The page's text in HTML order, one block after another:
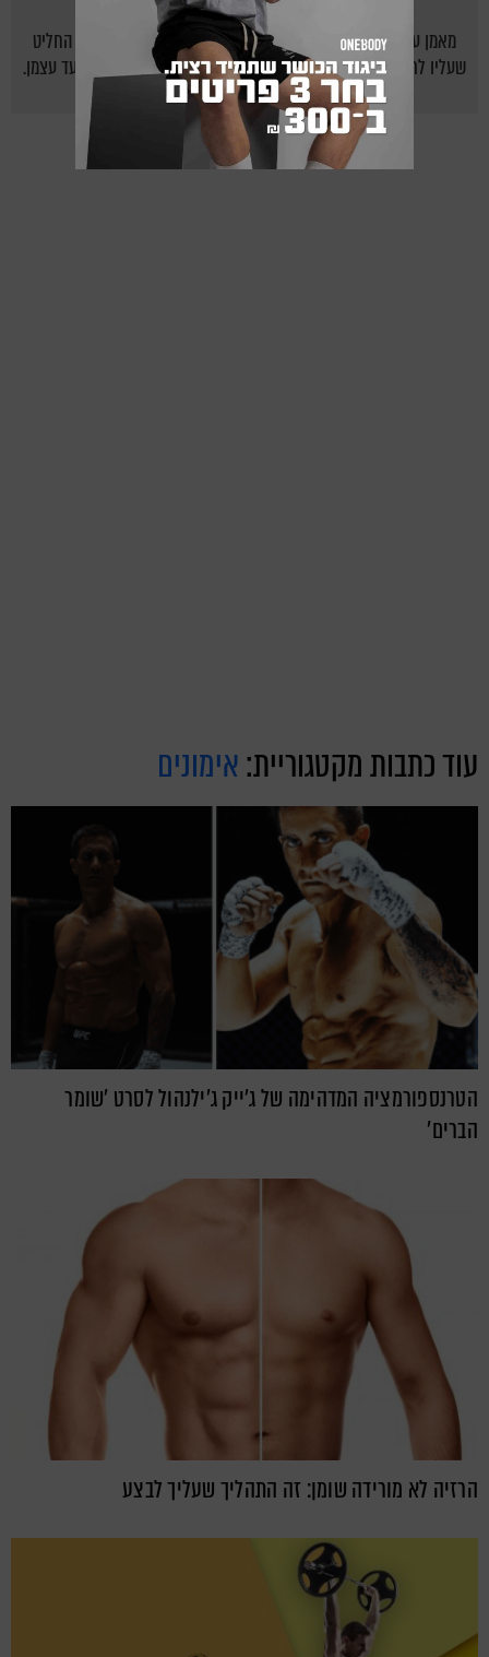
מאמן עם נשמה ושליחות. לאחר שירד בעצמו למעלה מ30 קילו החליט
שעליו לתת יד ולעזור לאחרים לעשות זאת, והתוצאות מדברות בעד עצמן.
עוד כתבות מקטגוריית:אימונים
הטרנספורמציה המדהימה של ג'ייק ג'ילנהול לסרט 'שומר
הברים'
הרזיה לא מורידה שומן: זה התהליך שעליך לבצע